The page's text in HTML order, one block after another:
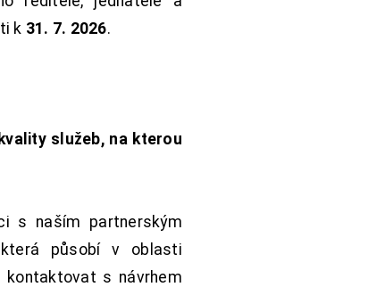
k 31. 7. 2026.
služeb, na kterou
s naším partnerským
která působí v oblasti
kontaktovat s návrhem